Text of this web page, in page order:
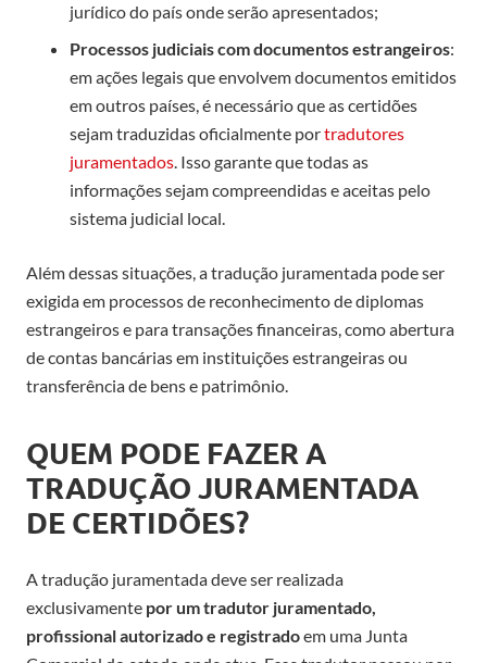
jurídico do país onde serão apresentados;
Processos judiciais com documentos estrangeiros:
em ações legais que envolvem documentos emitidos
em outros países, é necessário que as certidões
sejam traduzidas oficialmente portradutores
juramentados. Isso garante que todas as
informações sejam compreendidas e aceitas pelo
sistema judicial local.
Além dessas situações, a tradução juramentada pode ser
exigida em processos de reconhecimento de diplomas
estrangeiros e para transações financeiras, como abertura
de contas bancárias em instituições estrangeiras ou
transferência de bens e patrimônio.
QUEM PODE FAZER A
TRADUÇÃO JURAMENTADA
DE CERTIDÕES?
A tradução juramentada deve ser realizada
exclusivamente por um tradutor juramentado,
profissional autorizado e registradoem uma Junta